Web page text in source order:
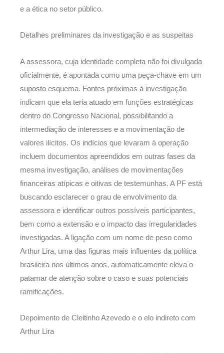
e a ética no setor público.
Detalhes preliminares da investigação e as suspeitas
A assessora, cuja identidade completa não foi divulgada
oficialmente, é apontada como uma peça-chave em um
suposto esquema. Fontes próximas à investigação
indicam que ela teria atuado em funções estratégicas
dentro do Congresso Nacional, possibilitando a
intermediação de interesses e a movimentação de
valores ilícitos. Os indícios que levaram à operação
incluem documentos apreendidos em outras fases da
mesma investigação, análises de movimentações
financeiras atípicas e oitivas de testemunhas. A PF está
buscando esclarecer o grau de envolvimento da
assessora e identificar outros possíveis participantes,
bem como a extensão e o impacto das irregularidades
investigadas. A ligação com um nome de peso como
Arthur Lira, uma das figuras mais influentes da política
brasileira nos últimos anos, automaticamente eleva o
patamar de atenção sobre o caso e suas potenciais
ramificações.
Depoimento de Cleitinho Azevedo e o elo indireto com
Arthur Lira